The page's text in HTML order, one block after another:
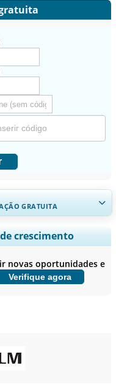
GRATUITA
Análise de segmentos,
e insights sobre o
crescimento
novas oportunidades e
Verifique agora